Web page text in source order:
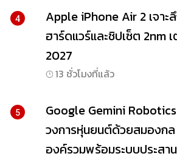
4
Apple iPhone Air 2 เจาะ
ฮาร์ดแวร์และชิปเซ็ต 2nm
2027
13 ชั่วโมงที่แล้ว
5
Google Gemini
วงการหุ่นยนต์ด้วยสมองก
องค์รวมพร้อมระบบประสา